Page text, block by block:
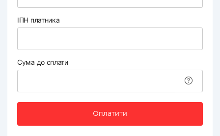
ІПН платника
Сума до сплати
Оплатити